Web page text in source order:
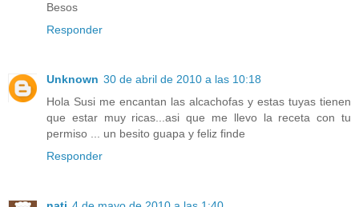
Besos
Responder
Unknown 30 de abril de 2010 a las 10:18
Hola Susi me encantan las alcachofas y estas tuyas tienen
que estar muy ricas...asi que me llevo la receta con tu
permiso ... un besito guapa y feliz finde
Responder